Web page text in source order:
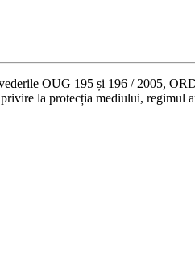
OUG 195 și 196 / 2005,
la protecția mediului, regimul